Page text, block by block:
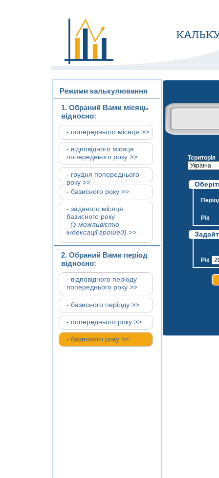
Режими калькулювання
1. Обраний Вами місяць
відносно:
- попереднього місяця >>
- відповідного місяця
попереднього року >>
- грудня попереднього
року >>
- базисного року >>
- заданого місяця
базисного року
(з можливістю
індексації грошей) >>
2. Обраний Вами період
відносно:
- відповідного періоду
попереднього року >>
- базисного періоду >>
- попереднього року >>
- базисного року >>
Територія
Рік
Рік